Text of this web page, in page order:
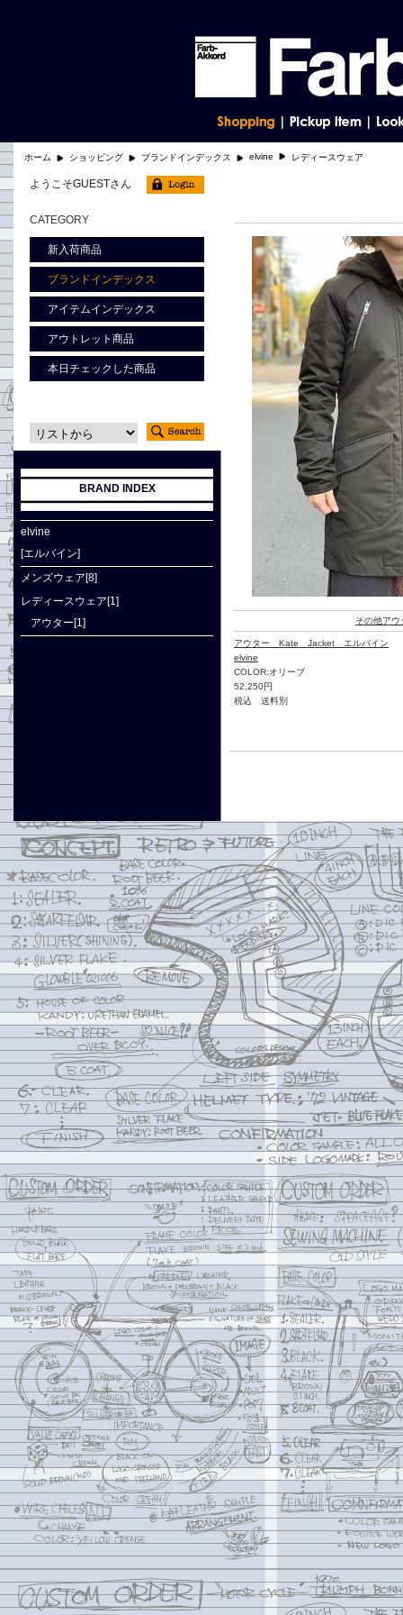
ホーム ショッピング ブランドインデックス elvine レディースウェア
その他アウ
アウター Kate Jacket エルバイン
elvine
COLOR:オリーブ
52,250円
税込 送料別
ようこそGUESTさん
CATEGORY
新入荷商品
ブランドインデックス
アイテムインデックス
アウトレット商品
本日チェックした商品
BRAND INDEX
elvine
[エルバイン]
メンズウェア[8]
レディースウェア[1]
アウター[1]